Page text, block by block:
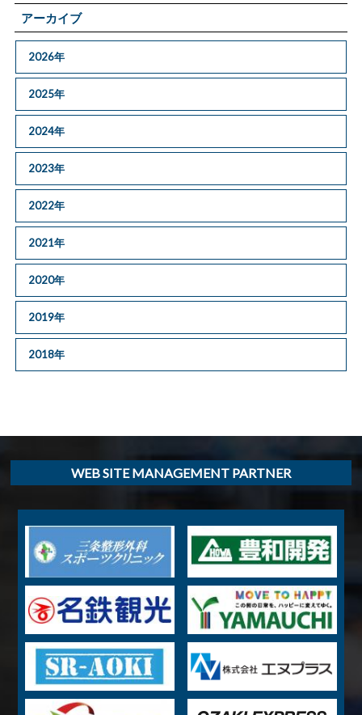
アーカイブ
2026年
2025年
2024年
2023年
2022年
2021年
2020年
2019年
2018年
WEB SITE MANAGEMENT PARTNER